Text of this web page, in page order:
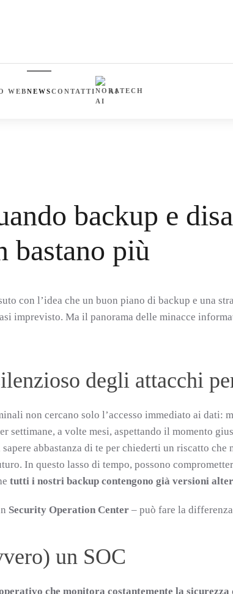
WEBNEWSCONTATTI AI
backup e
bastano più
con l’idea che un buon piano di backup e una
imprevisto. Ma il panorama delle minacce
degli attacchi
non cercano solo l’accesso immediato ai dati:
settimane, a volte mesi, aspettando il momento
abbastanza di te per chiederti un riscatto
In questo lasso di tempo, possono
tutti i nostri backup contengono già versioni
Security Operation Center – può fare la
un SOC
che monitora costantemente la